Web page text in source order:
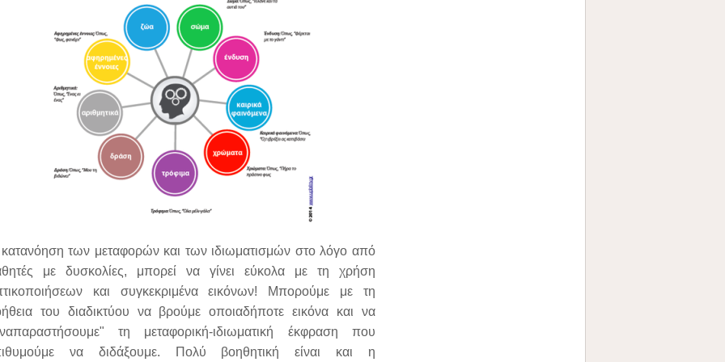
των μεταφορών και των ιδιωματισμών στο λόγο από
με δυσκολίες, μπορεί να γίνει εύκολα με τη χρήση
και συγκεκριμένα εικόνων! Μπορούμε με τη
του διαδικτύου να βρούμε οποιαδήποτε εικόνα και να
τη μεταφορική-ιδιωματική έκφραση που
να διδάξουμε. Πολύ βοηθητική είναι και η